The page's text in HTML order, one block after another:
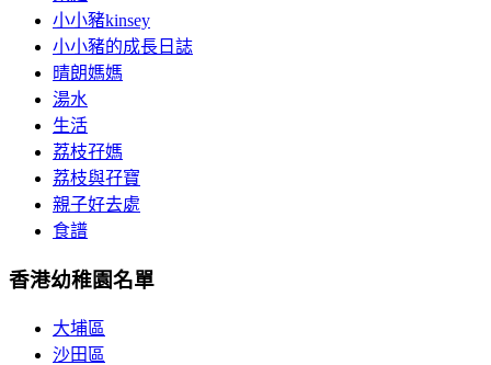
小小豬kinsey
小小豬的成長日誌
晴朗媽媽
湯水
生活
荔枝孖媽
荔枝與孖寶
親子好去處
食譜
香港幼稚園名單
大埔區
沙田區